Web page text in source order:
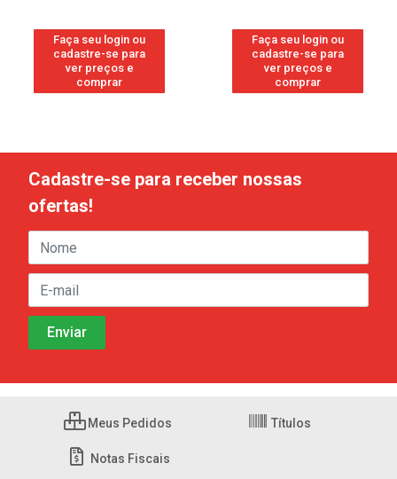
Faça seu login ou
cadastre-se para
ver preços e
comprar
Faça seu login ou
cadastre-se para
ver preços e
comprar
Cadastre-se para receber nossas
ofertas!
Meus Pedidos Títulos
Notas Fiscais